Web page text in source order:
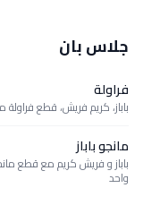
جلاس بان
فراولة
باباز، كريم فريش، قطع
مانجو باباز
باباز و فريش كريم مع قطع
واحد